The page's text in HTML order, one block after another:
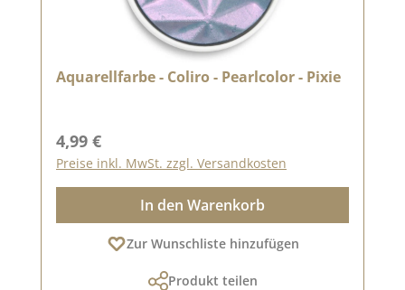
Aquarellfarbe - Coliro - Pearlcolor - Pixie
Regulärer Preis:
4,99 €
Preise inkl. MwSt. zzgl. Versandkosten
In den Warenkorb
Zur Wunschliste hinzufügen
Produkt teilen